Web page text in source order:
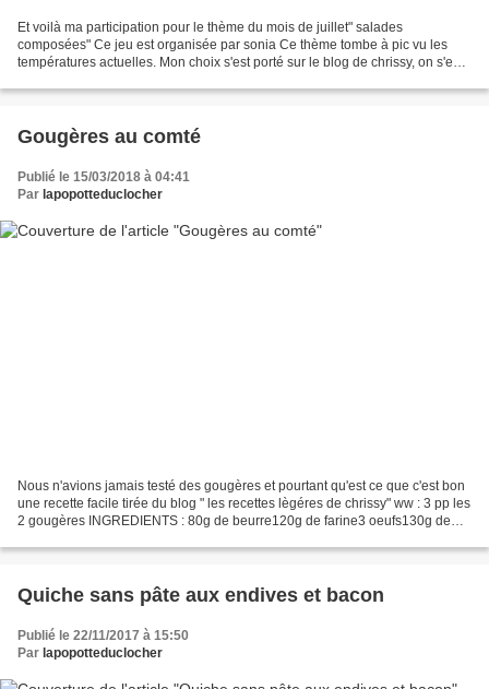
Et voilà ma participation pour le thème du mois de juillet" salades
composées" Ce jeu est organisée par sonia Ce thème tombe à pic vu les
températures actuelles. Mon choix s'est porté sur le blog de chrissy, on s'est
Gougères au comté
Publié le 15/03/2018 à 04:41
Par lapopotteduclocher
Nous n'avions jamais testé des gougères et pourtant qu'est ce que c'est bon
une recette facile tirée du blog " les recettes lègéres de chrissy" ww : 3 pp les
2 gougères INGREDIENTS : 80g de beurre120g de farine3 oeufs130g de
Quiche sans pâte aux endives et bacon
Publié le 22/11/2017 à 15:50
Par lapopotteduclocher